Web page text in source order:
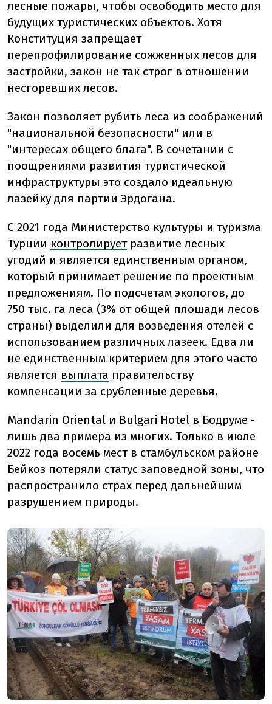
лесные пожары, чтобы освободить место для
будущих туристических объектов. Хотя
Конституция запрещает
перепрофилирование сожженных лесов для
застройки, закон не так строг в отношении
несгоревших лесов.
Закон позволяет рубить леса из соображений
"национальной безопасности" или в
"интересах общего блага". В сочетании с
поощрениями развития туристической
инфраструктуры это создало идеальную
лазейку для партии Эрдогана.
С 2021 года Министерство культуры и туризма
Турции контролирует развитие лесных
угодий и является единственным органом,
который принимает решение по проектным
предложениям. По подсчетам экологов, до
750 тыс. га леса (3% от общей площади лесов
страны) выделили для возведения отелей с
использованием различных лазеек. Едва ли
не единственным критерием для этого часто
является выплата правительству
компенсации за срубленные деревья.
Mandarin Oriental и Bulgari Hotel в Бодруме -
лишь два примера из многих. Только в июле
2022 года восемь мест в стамбульском районе
Бейкоз потеряли статус заповедной зоны, что
распространило страх перед дальнейшим
разрушением природы.